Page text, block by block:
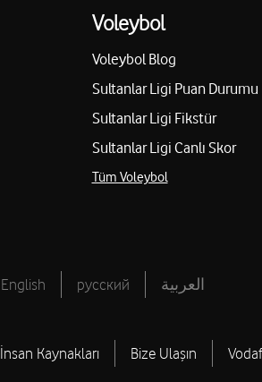
Voleybol
Voleybol Blog
Sultanlar Ligi Puan Durumu
Sultanlar Ligi Fikstür
Sultanlar Ligi Canlı Skor
Tüm Voleybol
English русский العربية
İnsan Kaynakları Bize Ulaşın